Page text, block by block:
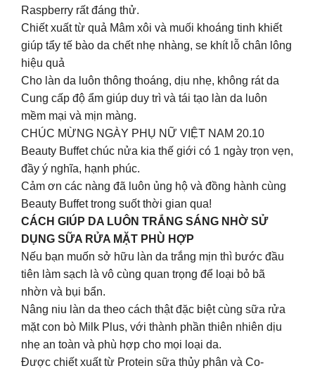
Raspberry rất đáng thử.
Chiết xuất từ quả Mâm xôi và muối khoáng tinh khiết
giúp tẩy tế bào da chết nhẹ nhàng, se khít lỗ chân lông
hiệu quả
Cho làn da luôn thông thoáng, dịu nhẹ, không rát da
Cung cấp độ ẩm giúp duy trì và tái tạo làn da luôn
mềm mại và mịn màng.
CHÚC MỪNG NGÀY PHỤ NỮ VIỆT NAM 20.10
Beauty Buffet chúc nửa kia thế giới có 1 ngày trọn vẹn,
đầy ý nghĩa, hạnh phúc.
Cảm ơn các nàng đã luôn ủng hộ và đồng hành cùng
Beauty Buffet trong suốt thời gian qua!
CÁCH GIÚP DA LUÔN TRẮNG SÁNG NHỜ SỬ
DỤNG SỮA RỬA MẶT PHÙ HỢP
Nếu bạn muốn sở hữu làn da trắng mịn thì bước đầu
tiên làm sạch là vô cùng quan trọng để loại bỏ bã
nhờn và bụi bẩn.
Nâng niu làn da theo cách thật đặc biệt cùng sữa rửa
mặt con bò Milk Plus, với thành phần thiên nhiên dịu
nhẹ an toàn và phù hợp cho mọi loại da.
Được chiết xuất từ Protein sữa thủy phân và Co-